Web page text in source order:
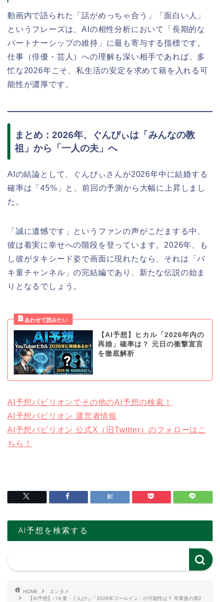
動画内で語られた「話がめっちゃ合う」「面白い人」
というフレーズは、AIの相性分析において「長期的な
パートナーシップの維持」に最も寄与する指標です。
仕事（俳優・芸人）への理解も深い相手であれば、多
忙な2026年こそ、私生活の安定を求めて籍を入れる可
能性が濃厚です。
まとめ：2026年、ぐんぴぃは「みんなの教
祖」から「一人の夫」へ
AIの結論として、ぐんぴぃさんが2026年中に結婚する
確率は「45%」と、前回の予測から大幅に上昇しまし
た。
「誠に遺憾です」というファンの声がこだまする中、
彼は着実に幸せへの階段を登っています。2026年、も
し彼がタキシード姿で画面に現れたなら、それは「バ
キ童チャンネル」の完結編であり、新たな伝説の始ま
りとなるでしょう。
【AI予想】ヒカル「2026年内の
再婚」確率は？ 元日の衝撃宣言
を徹底解析
AI予想パビリオンでその他のAI予想の検索！
AI予想パビリオン 運営者情報
AI予想パビリオン 公式X（旧Twitter）のフォローはこ
ちら！
AI予想を検索する
HOME
エンタメ
【AI予想】バキ童・ぐんぴぃ「2026年ゴールイン」の可能性は？ 卒業後の第2